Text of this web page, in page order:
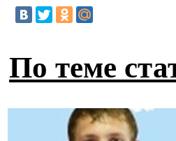
По теме